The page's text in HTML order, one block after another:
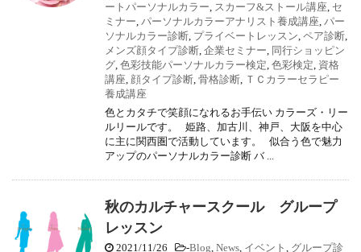
ートパーソナルカラー, スカーフ&ストール講座, セ
ミナー, パーソナルカラーアナリスト養成講座, パー
ソナルカラー診断, プライベートレッスン, ペア診断,
メンズ顔タイプ診断, 企業セミナー, 同行ショッピン
グ, 色彩技能パーソナルカラー検定, 色彩検定, 資格
講座, 顔タイプ診断, 骨格診断, ＴＣカラーセラピー
養成講座
色とカタチで笑顔になれるお手伝い カラーズ・リー
ルリールです。 姫路、加古川、神戸、大阪を中心
に主に関西圏で活動しています。 似合う色で魅力
アップのパーソナルカラー診断 バ ...
秋のカルチャースクール グループ
レッスン
2021/11/26 -Blog, News, イベント , グループ診